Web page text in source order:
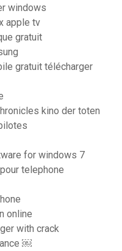
windows
apple tv
gratuit
gratuit télécharger
kino der toten
for windows 7
telephone
online
with crack
￼